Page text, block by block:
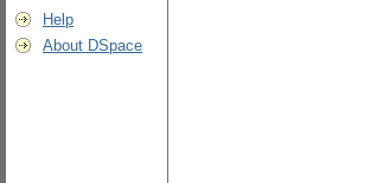
Help
About DSpace